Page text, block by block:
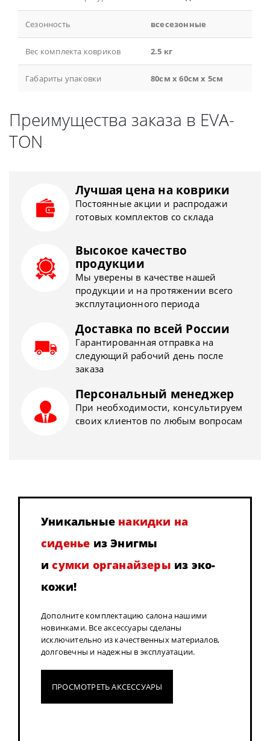
Сезонность всесезонные
Вес комплекта ковриков 2.5 кг
Габариты упаковки 80см x 60см x 5см
Преимущества заказа в EVA-
TON
Лучшая цена на коврики
Постоянные акции и распродажи
готовых комплектов со склада
Высокое качество
продукции
Мы уверены в качестве нашей
продукции и на протяжении всего
эксплутационного периода
Доставка по всей России
Гарантированная отправка на
следующий рабочий день после
заказа
Персональный менеджер
При необходимости, консультируем
своих клиентов по любым вопросам
Уникальные накидки на
сиденье из Энигмы
исумки органайзеры из эко-
кожи!
Дополните комплектацию салона нашими
новинками. Все аксессуары сделаны
исключительно из качественных материалов,
долговечны и надежны в эксплуатации.
ПРОСМОТРЕТЬ АКСЕССУАРЫ